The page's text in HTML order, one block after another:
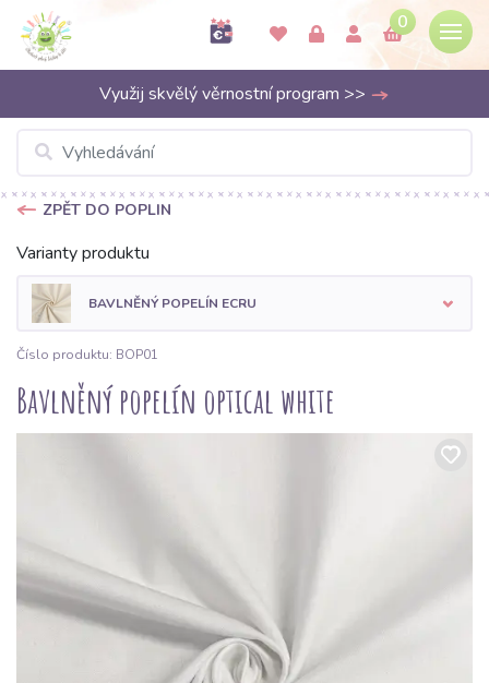
0
Využij skvělý věrnostní program >>
ZPĚT DO POPLIN
Varianty produktu
BAVLNĚNÝ POPELÍN ECRU
Číslo produktu: BOP01
Bavlněný popelín optical white